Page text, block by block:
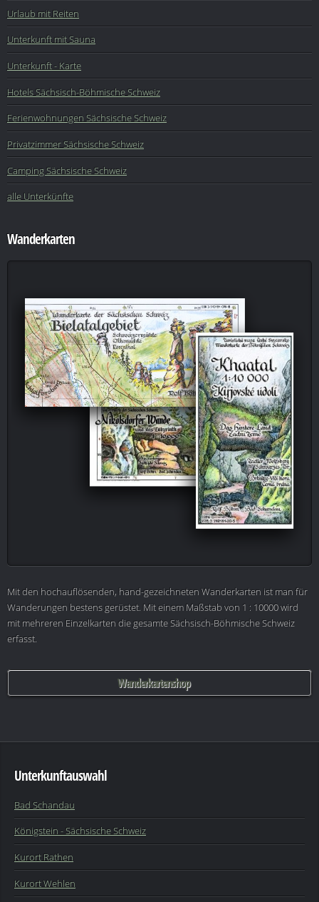
Urlaub mit Reiten
Unterkunft mit Sauna
Unterkunft - Karte
Hotels Sächsisch-Böhmische Schweiz
Ferienwohnungen Sächsische Schweiz
Privatzimmer Sächsische Schweiz
Camping Sächsische Schweiz
alle Unterkünfte
Wanderkarten
Mit den hochauflösenden, hand-gezeichneten Wanderkarten ist man für
Wanderungen bestens gerüstet. Mit einem Maßstab von 1 : 10000 wird
mit mehreren Einzelkarten die gesamte Sächsisch-Böhmische Schweiz
erfasst.
Wanderkartenshop
Unterkunftauswahl
Bad Schandau
Königstein - Sächsische Schweiz
Kurort Rathen
Kurort Wehlen